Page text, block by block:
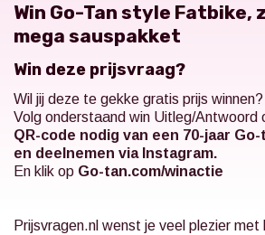
Win Go-Tan style Fatbike,
mega sauspakket
Win deze prijsvraag?
Wil jij deze te gekke gratis prijs winnen?
Volg onderstaand win Uitleg/Antwoord
QR-code nodig van een 70-jaar
en deelnemen via Instagram.
En klik op Go-tan.com/winactie
Prijsvragen.nl wenst je veel plezier met